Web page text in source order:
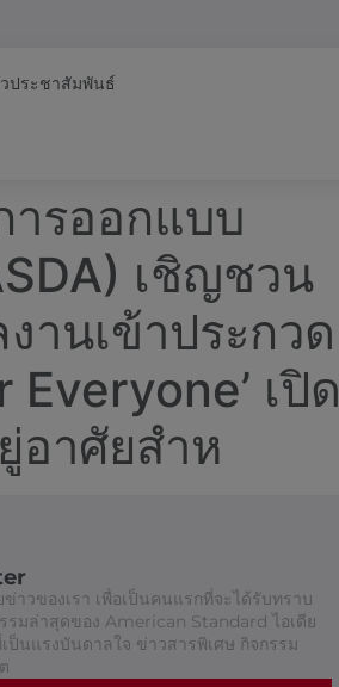
ประชาสัมพันธ์
ารออกแบบ
เชิญชวน
านเข้าประกวด
เปิด
อาศัยสำห
าวของเรา เพื่อเป็นคนแรกที่จะได้รับทราบ
รมล่าสุดของ American Standard ไอเดีย
ป็นแรงบันดาลใจ ข่าวสารพิเศษ กิจกรรม